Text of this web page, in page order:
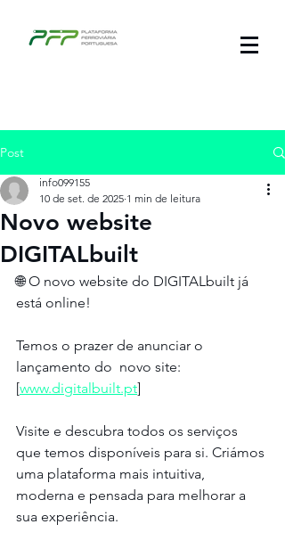
Post
Novo website
DIGITALbuilt
info099155
10 de set. de 2025 1 min de leitura
🌐 O novo website do DIGITALbuilt já
está online!
Temos o prazer de anunciar o
lançamento do  novo site:
[www.digitalbuilt.pt]
Visite e descubra todos os serviços
que temos disponíveis para si. Criámos
uma plataforma mais intuitiva,
moderna e pensada para melhorar a
sua experiência.